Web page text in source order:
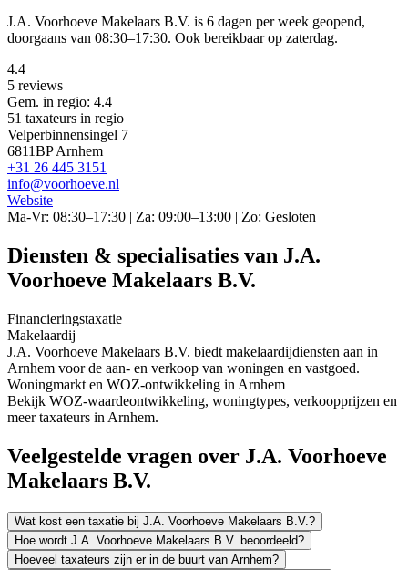
J.A. Voorhoeve Makelaars B.V. is 6 dagen per week geopend,
doorgaans van 08:30–17:30. Ook bereikbaar op zaterdag.
4.4
5 reviews
Gem. in regio: 4.4
51 taxateurs in regio
Velperbinnensingel 7
6811BP Arnhem
+31 26 445 3151
info@voorhoeve.nl
Website
Ma-Vr: 08:30–17:30 | Za: 09:00–13:00 | Zo: Gesloten
Diensten & specialisaties van J.A.
Voorhoeve Makelaars B.V.
Financieringstaxatie
Makelaardij
J.A. Voorhoeve Makelaars B.V. biedt makelaardijdiensten aan in
Arnhem voor de aan- en verkoop van woningen en vastgoed.
Woningmarkt en WOZ-ontwikkeling in Arnhem
Bekijk WOZ-waardeontwikkeling, woningtypes, verkoopprijzen en
meer taxateurs in Arnhem.
Veelgestelde vragen over J.A. Voorhoeve
Makelaars B.V.
Wat kost een taxatie bij J.A. Voorhoeve Makelaars B.V.?
Hoe wordt J.A. Voorhoeve Makelaars B.V. beoordeeld?
Hoeveel taxateurs zijn er in de buurt van Arnhem?